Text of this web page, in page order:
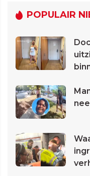
POPULAIR